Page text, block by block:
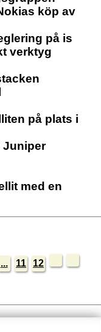
köp av
på is
verktyg
på plats i
Juniper
med en
... 11 12